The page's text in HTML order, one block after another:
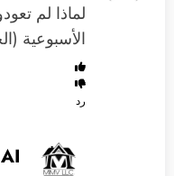
لماذا لم
الأسبوعية
رد